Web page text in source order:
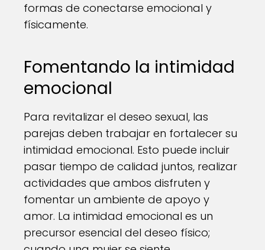
formas de conectarse emocional y
físicamente.
Fomentando la intimidad
emocional
Para revitalizar el deseo sexual, las
parejas deben trabajar en fortalecer su
intimidad emocional. Esto puede incluir
pasar tiempo de calidad juntos, realizar
actividades que ambos disfruten y
fomentar un ambiente de apoyo y
amor. La intimidad emocional es un
precursor esencial del deseo físico;